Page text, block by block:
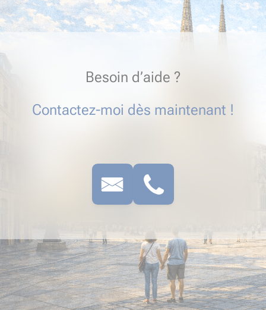
Besoin d’aide ?
Contactez-moi dès maintenant !